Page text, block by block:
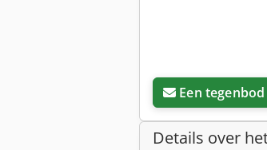
Een
Details over